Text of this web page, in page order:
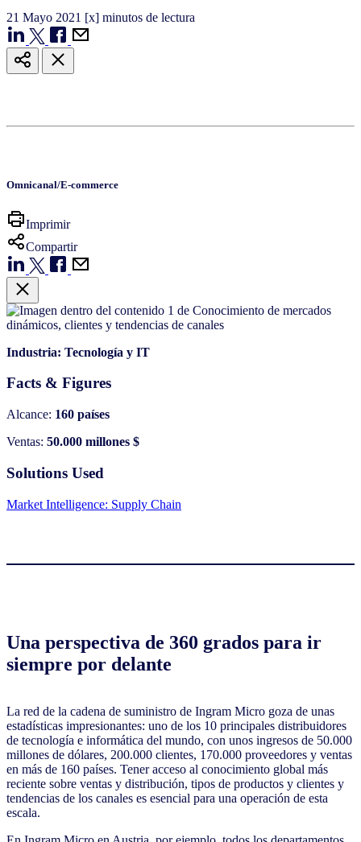
21 Mayo 2021 [x] minutos de lectura
Omnicanal/E-commerce
Imprimir
Compartir
Industria: Tecnología y IT
Facts & Figures
Alcance: 160 países
Ventas: 50.000 millones $
Solutions Used
Market Intelligence: Supply Chain
Una perspectiva de 360 grados para ir
siempre por delante
La red de la cadena de suministro de Ingram Micro goza de unas
estadísticas impresionantes: uno de los 10 principales distribuidores
de tecnología e informática del mundo, con unos ingresos de 50.000
millones de dólares, 200.000 clientes, 170.000 proveedores y ventas
en más de 160 países. Tener acceso al conocimiento global más
reciente sobre ventas y distribución, tipos de productos y clientes y
tendencias de los canales es esencial para una operación de esta
escala.